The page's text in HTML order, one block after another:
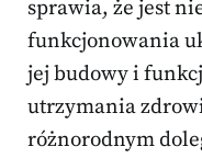
sprawia, że jest
funkcjonowania
jej budowy i
utrzymania
różnorodnym